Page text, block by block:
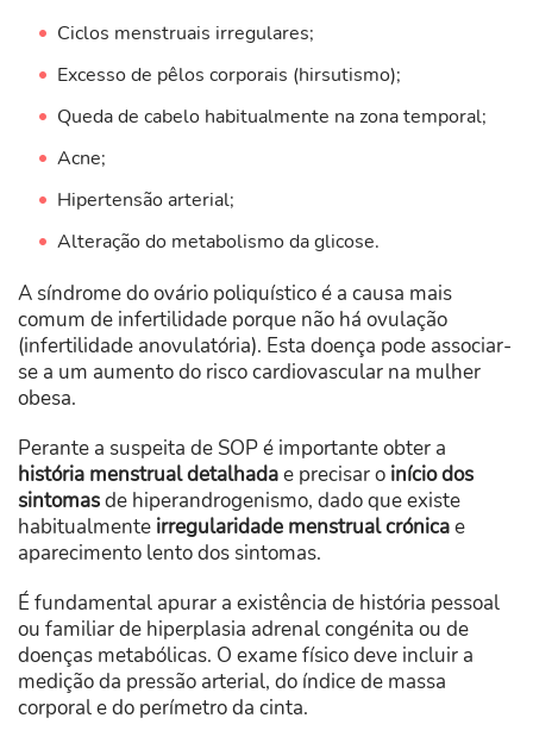
Ciclos menstruais irregulares;
Excesso de pêlos corporais (hirsutismo);
Queda de cabelo habitualmente na zona temporal;
Acne;
Hipertensão arterial;
Alteração do metabolismo da glicose.
A síndrome do ovário poliquístico é a causa mais
comum de infertilidade porque não há ovulação
(infertilidade anovulatória). Esta doença pode associar-
se a um aumento do risco cardiovascular na mulher
obesa.
Perante a suspeita de SOP é importante obter a
história menstrual detalhadae precisar o início dos
sintomasde hiperandrogenismo, dado que existe
habitualmente irregularidade menstrual crónicae
aparecimento lento dos sintomas.
É fundamental apurar a existência de história pessoal
ou familiar de hiperplasia adrenal congénita ou de
doenças metabólicas. O exame físico deve incluir a
medição da pressão arterial, do índice de massa
corporal e do perímetro da cinta.